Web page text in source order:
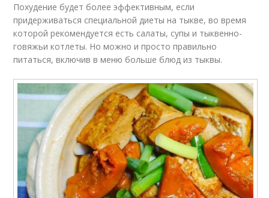
Похудение будет более эффективным, если
придерживаться специальной диеты на тыкве, во время
которой рекомендуется есть салаты, супы и тыквенно-
говяжьи котлеты. Но можно и просто правильно
питаться, включив в меню больше блюд из тыквы.